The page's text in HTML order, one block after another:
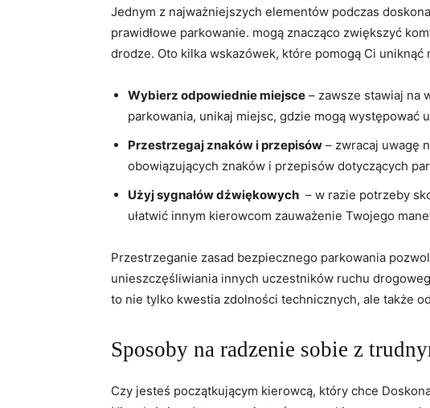
Jednym z najważniejszych elementów podczas
⁢prawidłowe parkowanie. mogą znacząco zwiększyć
drodze. Oto kilka‍ wskazówek, które pomogą Ci
Wybierz odpowiednie miejsce – zawsze stawiaj na
parkowania, unikaj ⁤miejsc, gdzie mogą występować
Przestrzegaj znaków i przepisów – zwracaj uwagę
obowiązujących znaków i przepisów dotyczących
Użyj sygnałów dźwiękowych
– w razie potrzeby
⁤ułatwić innym kierowcom zauważenie Twojego
Przestrzeganie zasad bezpiecznego parkowania
unieszczęśliwiania innych uczestników ruchu
to nie⁣ tylko kwestia zdolności technicznych, ale także
Sposoby na radzenie ​sobie z
Czy jesteś początkującym kierowcą, który chce